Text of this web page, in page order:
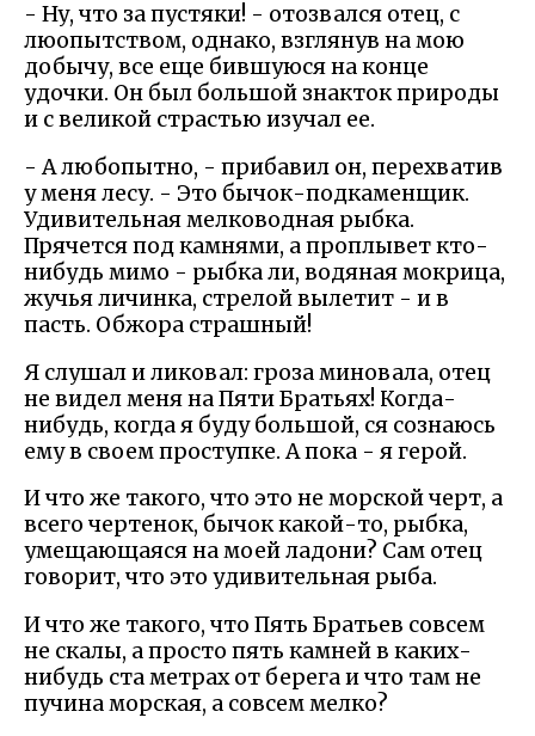
- Ну, что за пустяки! - отозвался отец, с
люопытством, однако, взглянув на мою
добычу, все еще бившуюся на конце
удочки. Он был большой знакток природы
и с великой страстью изучал ее.
- А любопытно, - прибавил он, перехватив
у меня лесу. - Это бычок-подкаменщик.
Удивительная мелководная рыбка.
Прячется под камнями, а проплывет кто-
нибудь мимо - рыбка ли, водяная мокрица,
жучья личинка, стрелой вылетит - и в
пасть. Обжора страшный!
Я слушал и ликовал: гроза миновала, отец
не видел меня на Пяти Братьях! Когда-
нибудь, когда я буду большой, ся сознаюсь
ему в своем проступке. А пока - я герой.
И что же такого, что это не морской черт, а
всего чертенок, бычок какой-то, рыбка,
умещающаяся на моей ладони? Сам отец
говорит, что это удивительная рыба.
И что же такого, что Пять Братьев совсем
не скалы, а просто пять камней в каких-
нибудь ста метрах от берега и что там не
пучина морская, а совсем мелко?